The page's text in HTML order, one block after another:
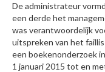
De administrateur
een derde het
was verantwoordelijk
uitspreken van het
een boekenonderzoek
1 januari 2015 tot en